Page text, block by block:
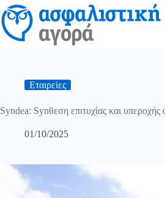
Εταιρείες
Syndea: Synθεση επιτυχίας και υπεροχής
01/10/2025